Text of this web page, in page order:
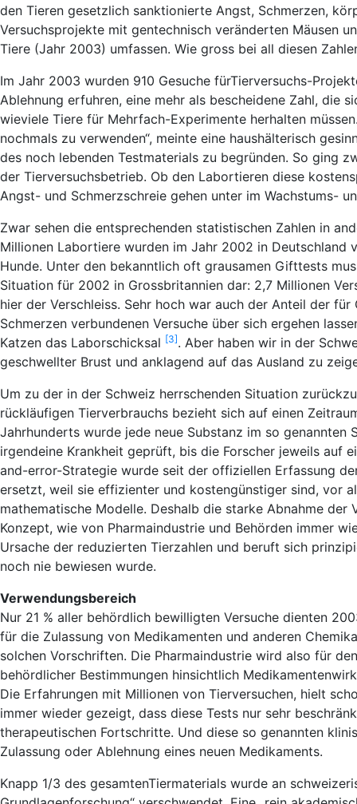
den Tieren gesetzlich sanktionierte Angst, Schmerzen,
Versuchsprojekte mit gentechnisch veränderten Mäusen
Tiere (Jahr 2003) umfassen. Wie gross bei all diesen
Im Jahr 2003 wurden 910 Gesuche fürTierversuchs-
Ablehnung erfuhren, eine mehr als bescheidene Zahl, die
wieviele Tiere für Mehrfach-Experimente herhalten
nochmals zu verwenden“, meinte eine haushälterisch
des noch lebenden Testmaterials zu begründen. So ging
der Tierversuchsbetrieb. Ob den Labortieren diese
Angst- und Schmerzschreie gehen unter im Wachstums-
Zwar sehen die entsprechenden statistischen Zahlen in
Millionen Labortiere wurden im Jahr 2002 in
Hunde. Unter den bekanntlich oft grausamen Gifttests
Situation für 2002 in Grossbritannien dar: 2,7 Millionen
hier der Verschleiss. Sehr hoch war auch der Anteil der
Schmerzen verbundenen Versuche über sich ergehen
Katzen das Laborschicksal [3]. Aber haben wir in der
geschwellter Brust und anklagend auf das Ausland zu
Um zu der in der Schweiz herrschenden Situation
rückläufigen Tierverbrauchs bezieht sich auf einen
Jahrhunderts wurde jede neue Substanz im so
irgendeine Krankheit geprüft, bis die Forscher jeweils auf
and-error-Strategie wurde seit der offiziellen Erfassung
ersetzt, weil sie effizienter und kostengünstiger sind, vor
mathematische Modelle. Deshalb die starke Abnahme
Konzept, wie von Pharmaindustrie und Behörden immer
Ursache der reduzierten Tierzahlen und beruft sich
noch nie bewiesen wurde.
Verwendungsbereich
Nur 21 % aller behördlich bewilligten Versuche dienten
für die Zulassung von Medikamenten und anderen
solchen Vorschriften. Die Pharmaindustrie wird also für
behördlicher Bestimmungen hinsichtlich
Die Erfahrungen mit Millionen von Tierversuchen, hielt
immer wieder gezeigt, dass diese Tests nur sehr
therapeutischen Fortschritte. Und diese so genannten
Zulassung oder Ablehnung eines neuen Medikaments.
Knapp 1/3 des gesamtenTiermaterials wurde an